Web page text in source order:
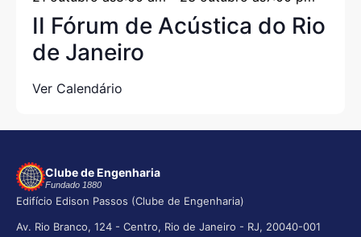
II Fórum de Acústica do Rio
de Janeiro
Ver Calendário
Clube de Engenharia
Fundado 1880
Edifício Edison Passos (Clube de Engenharia)
Av. Rio Branco, 124 - Centro, Rio de Janeiro - RJ, 20040-001